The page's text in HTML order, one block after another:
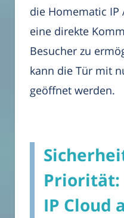
die Homematic IP
eine direkte
Besucher zu
kann die Tür mit
geöffnet werden.
Priorität:
IP Cloud